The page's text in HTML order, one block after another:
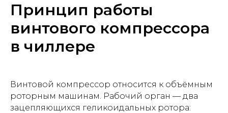
Принцип работы
винтового компрессора
в чиллере
Винтовой компрессор относится к объёмным
роторным машинам. Рабочий орган — два
зацепляющихся геликоидальных ротора: